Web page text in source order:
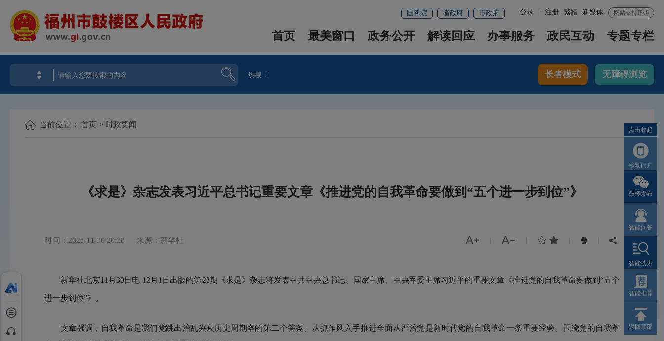
网站支持IPv6
新媒体
繁體
登录 注册
国务院 省政府 市政府
首页 最美窗口 政务公开 解读回应 办事服务 政民互动 专题专栏
热搜： 长者模式 无障碍浏览
当前位置： 首页 > 时政要闻
《求是》杂志发表习近平总书记重要文章《推进党的自我革命要做到“五个进一步到位”》
时间：2025-11-30 20:28 来源：新华社      
新华社北京11月30日电 12月1日出版的第23期《求是》杂志将发表中共中央总书记、国家主席、中央军委主席习近平的重要文章 《推进党的自我革命要做到“五个
进一步到位”》 。
文章强调，自我革命是我们党跳出治乱兴衰历史周期率的第二个答案。从抓作风入手推进全面从严治党是新时代党的自我革命一条重要经验。围绕党的自我革
点击收起
移动门户
鼓楼发布
智能问答
智能搜索
智能推荐
返回顶部